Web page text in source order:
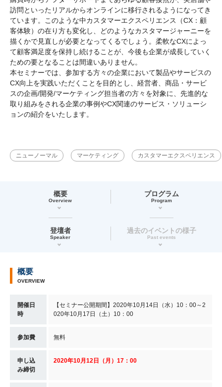
訪問といったリアルからオンラインに移行されるようになってき
ています。このような中カスタマーエクスペリエンス（CX：顧
客体験）の在り方も変化し、どのようなカスタマージャーニーを
描くかで見直しが必要となってくるでしょう。柔軟なCXによっ
て顧客満足度を保持し続けることが、今後も企業が成長していく
ための要となることは間違いありません。
本セミナーでは、参加する方々の企業において製品やサービスの
CX向上を実践いただくことを目的とし、経営者、商品・サービ
スの企画/開発/マーケティング担当者の方々を対象に、先進的な
取り組みをされる企業の事例やCX関連のサービス・ソリューシ
ョンの紹介をいたします。​
ニューノーマル マーケティング カスタマーエクスペリエンス
概要
Overview
プログラム
Program
登壇者
Speaker
過去のイベントの様子
Past events
概要
OVERVIEW
開催日
時
【セミナー公開期間】2020年10月14日（水）10：00～2
020年10月17日（土）10：00
参加費 無料
申し込
み締切
2020年10月12日（月）17：00